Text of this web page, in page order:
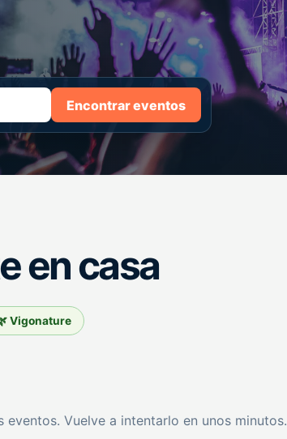
Encontrar eventos
en casa
Vigonature
Vuelve a intentarlo en unos minutos.